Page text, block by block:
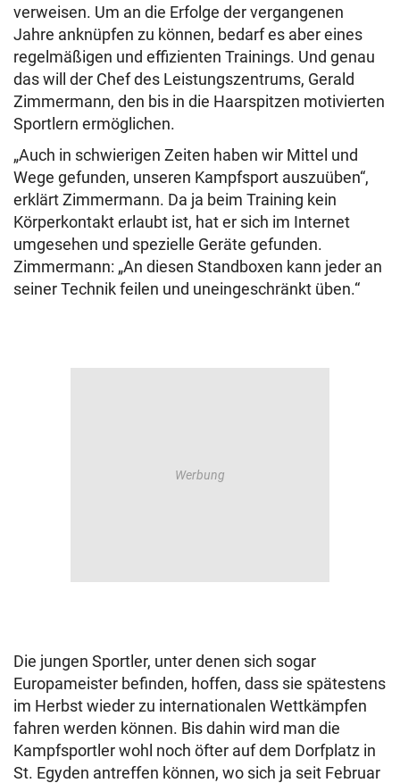
verweisen. Um an die Erfolge der vergangenen
Jahre anknüpfen zu können, bedarf es aber eines
regelmäßigen und effizienten Trainings. Und genau
das will der Chef des Leistungszentrums, Gerald
Zimmermann, den bis in die Haarspitzen motivierten
Sportlern ermöglichen.
„Auch in schwierigen Zeiten haben wir Mittel und
Wege gefunden, unseren Kampfsport auszuüben“,
erklärt Zimmermann. Da ja beim Training kein
Körperkontakt erlaubt ist, hat er sich im Internet
umgesehen und spezielle Geräte gefunden.
Zimmermann: „An diesen Standboxen kann jeder an
seiner Technik feilen und uneingeschränkt üben.“
Die jungen Sportler, unter denen sich sogar
Europameister befinden, hoffen, dass sie spätestens
im Herbst wieder zu internationalen Wettkämpfen
fahren werden können. Bis dahin wird man die
Kampfsportler wohl noch öfter auf dem Dorfplatz in
St. Egyden antreffen können, wo sich ja seit Februar